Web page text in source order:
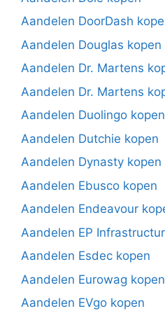
Aandelen DoorDash
Aandelen Douglas kopen
Aandelen Dr. Martens
Aandelen Dr. Martens
Aandelen Duolingo kopen
Aandelen Dutchie kopen
Aandelen Dynasty kopen
Aandelen Ebusco kopen
Aandelen Endeavour
Aandelen EP
Aandelen Esdec kopen
Aandelen Eurowag kopen
Aandelen EVgo kopen